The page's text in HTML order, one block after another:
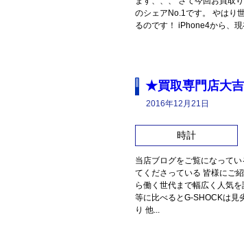
のシェアNo.1です。 やはり
るのです！ iPhone4から、
★買取専門店大
2016年12月21日
時計
当店ブログをご覧になって
てくださっている 皆様にご
ら働く世代まで幅広く人気
等に比べるとG-SHOCKは見
り 他...